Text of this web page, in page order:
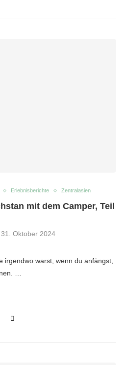
Erlebnisberichte Zentralasien
mit dem Camper, Teil
31. Oktober 2024
irgendwo warst, wenn du anfängst,
…